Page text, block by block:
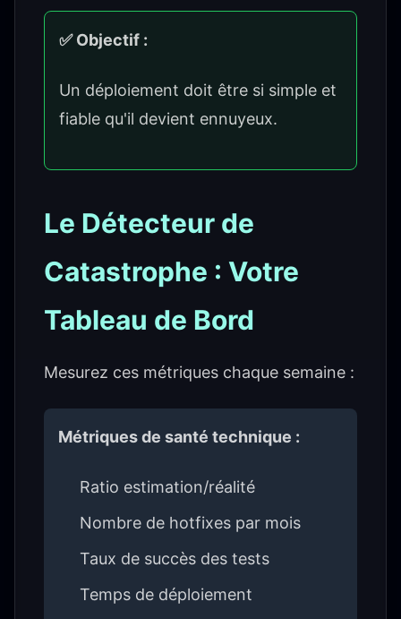
✅ Objectif :
Un déploiement doit être si simple et
fiable qu'il devient ennuyeux.
Le Détecteur de
Catastrophe : Votre
Tableau de Bord
Mesurez ces métriques chaque semaine :
Métriques de santé technique :
Ratio estimation/réalité
Nombre de hotfixes par mois
Taux de succès des tests
Temps de déploiement